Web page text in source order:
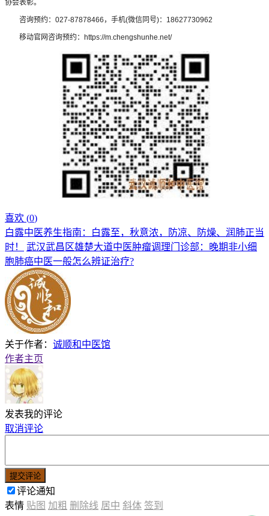
协会表彰。
咨询预约：027-87878466，手机(微信同号)：18627730962
移动官网咨询预约：https://m.chengshunhe.net/
喜欢 (0)
白露中医养生指南：白露至，秋意浓，防凉、防燥、润肺正当
时！
武汉武昌区雄楚大道中医肿瘤调理门诊部：晚期非小细
胞肺癌中医一般怎么辨证治疗?
关于作者： 诚顺和中医馆
作者主页
发表我的评论
取消评论
提交评论
评论通知
表情 贴图 加粗 删除线 居中 斜体 签到